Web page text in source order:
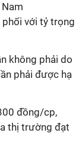
với tỷ trọng
không phải do
phải được hạ
đồng/cp,
thị trường đạt